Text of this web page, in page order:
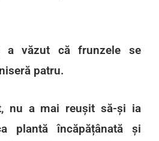
văzut că frunzele se
patru.
nu a mai reușit să-și ia
plantă încăpățânată și